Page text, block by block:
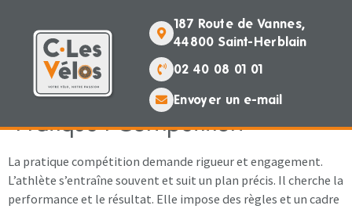
187 Route de Vannes,
44800 Saint-Herblain
02 40 08 01 01
Envoyer un e-mail
Pratique :Compétition
La pratique compétition demande rigueur et engagement.
L’athlète s’entraîne souvent et suit un plan précis. Il cherche la
performance et le résultat. Elle impose des règles et un cadre